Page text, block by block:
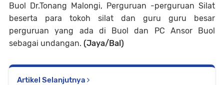
Buol Dr.Tonang Malongi, Perguruan -perguruan Silat
beserta para tokoh silat dan guru guru besar
perguruan yang ada di Buol dan PC Ansor Buol
sebagai undangan. (Jaya/Bal)
Artikel Selanjutnya